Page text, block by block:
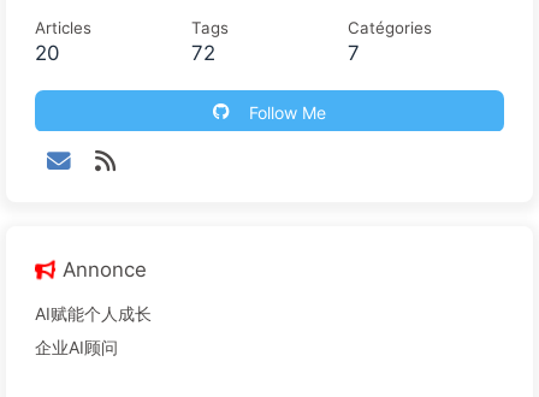
Articles
20
Tags
72
Catégories
7
Follow Me
Annonce
AI赋能个人成长
企业AI顾问